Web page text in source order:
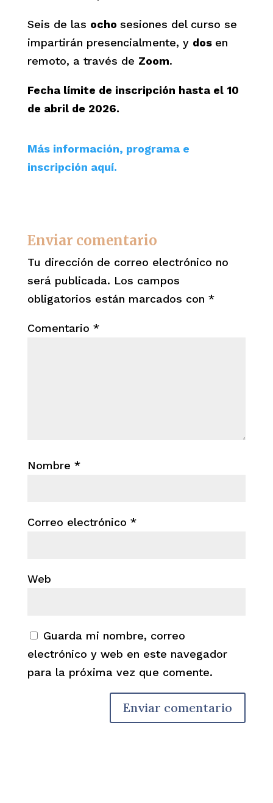
Seis de las ocho sesiones del curso se
impartirán presencialmente, y dos en
remoto, a través de Zoom.
Fecha límite de inscripción hasta el 10
de abril de 2026.
Más información, programa e
inscripción aquí.
Enviar comentario
Tu dirección de correo electrónico no
será publicada. Los campos
obligatorios están marcados con *
Comentario *
Nombre *
Correo electrónico *
Web
Guarda mi nombre, correo
electrónico y web en este navegador
para la próxima vez que comente.